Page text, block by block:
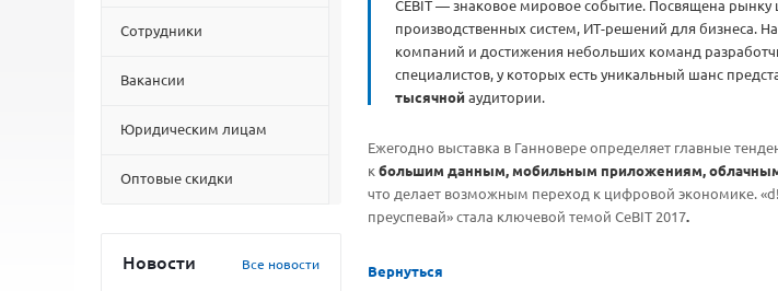
Сотрудники
Вакансии
Юридическим лицам
Оптовые скидки
Новости Все новости
CEBIT — знаковое мировое событие. Посвящена
производственных систем, ИТ-решений для бизнеса.
компаний и достижения небольших команд
специалистов, у которых есть уникальный шанс
тысячнойаудитории.
Ежегодно выставка в Ганновере определяет главные
к большим данным, мобильным приложениям,
что делает возможным переход к цифровой экономике.
преуспевай» стала ключевой темой CeBIT 2017.
Вернуться